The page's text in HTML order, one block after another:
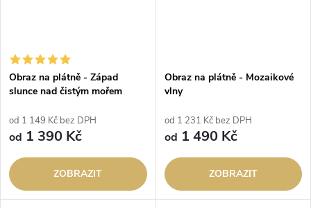
Obraz na plátně - Západ
slunce nad čistým mořem
od 1 149 Kč bez DPH
od 1 390 Kč
ZOBRAZIT
Obraz na plátně - Mozaikové
vlny
od 1 231 Kč bez DPH
od 1 490 Kč
ZOBRAZIT